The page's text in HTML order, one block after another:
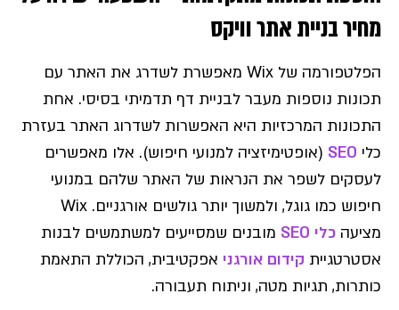
מחיר בניית אתר וויקס
הפלטפורמה של Wix מאפשרת לשדרג את האתר עם
תכונות נוספות מעבר לבניית דף תדמיתי בסיסי. אחת
התכונות המרכזיות היא האפשרות לשדרוג האתר בעזרת
כלי SEO (אופטימיזציה למנועי חיפוש). אלו מאפשרים
לעסקים לשפר את הנראות של האתר שלהם במנועי
חיפוש כמו גוגל, ולמשוך יותר גולשים אורגניים. Wix
מציעה כלי SEO
מובנים שמסייעים למשתמשים לבנות
אסטרטגיית קידום אורגני אפקטיבית, הכוללת התאמת
כותרות, תגיות מטה, וניתוח תעבורה.